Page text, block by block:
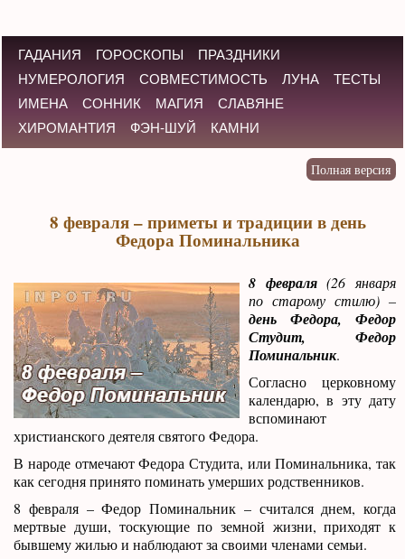
ГАДАНИЯ ГОРОСКОПЫ
ПРАЗДНИКИ
НУМЕРОЛОГИЯ
СОВМЕСТИМОСТЬ ЛУНА
ТЕСТЫ
ИМЕНА
СОННИК МАГИЯ
СЛАВЯНЕ
ХИРОМАНТИЯ
ФЭН-ШУЙ КАМНИ
8 февраля – приметы и традиции в день
Федора Поминальника
8 февраля(26 января
по старому стилю) –
день Федора, Федор
Студит, Федор
Поминальник.
Согласно церковному
календарю, в эту дату
вспоминают
христианского деятеля святого Федора.
В народе отмечают Федора Студита, или Поминальника, так
как сегодня принято поминать умерших родственников.
8 февраля – Федор Поминальник – считался днем, когда
мертвые души, тоскующие по земной жизни, приходят к
бывшему жилью и наблюдают за своими членами семьи.